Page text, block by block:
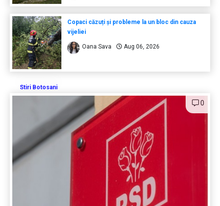
Copaci căzuți și probleme la un bloc din cauza
vijeliei
Oana Sava Aug 06, 2026
Stiri Botosani
0